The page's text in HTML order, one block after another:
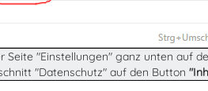
Seite "Einstellungen" ganz unten auf
"Datenschutz" auf den Button